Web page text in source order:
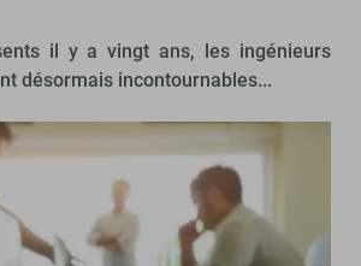
il y a vingt ans, les ingénieurs
désormais incontournables...